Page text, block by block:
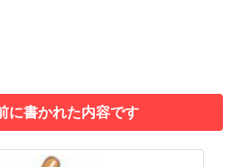
に書かれた内容です